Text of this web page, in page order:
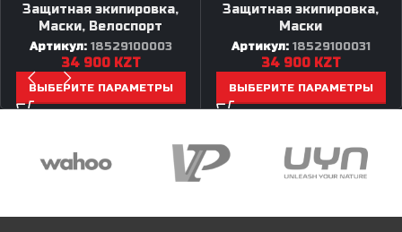
Защитная экипировка,
Маски, Велоспорт
Артикул: 18529100003
34 900 KZT
ВЫБЕРИТЕ ПАРАМЕТРЫ
Защитная экипировка,
Маски
Артикул: 18529100031
34 900 KZT
ВЫБЕРИТЕ ПАРАМЕТРЫ